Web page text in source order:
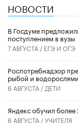
НОВОСТИ
В Госдуме
поступлением в вузы
7 АВГУСТА / ЕГЭ И ОГЭ
Роспотребнадзор
рыбой и
6 АВГУСТА / ДЕТИ
​Яндекс обучил более
6 АВГУСТА /УЧИТЕЛЯ